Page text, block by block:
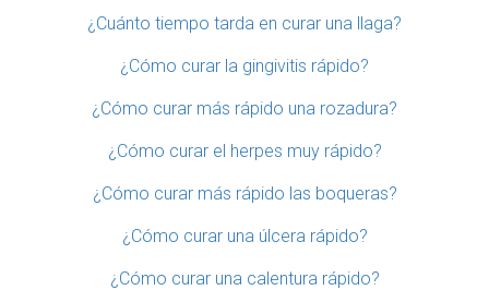
¿Cuánto tiempo tarda en curar una llaga?
¿Cómo curar la gingivitis rápido?
¿Cómo curar más rápido una rozadura?
¿Cómo curar el herpes muy rápido?
¿Cómo curar más rápido las boqueras?
¿Cómo curar una úlcera rápido?
¿Cómo curar una calentura rápido?